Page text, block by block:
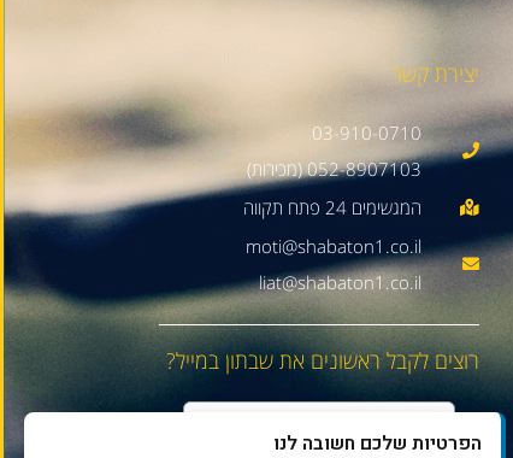
יצירת קשר
03-910-0710
052-8907103 (מכירות)
moti@shabaton1.co.il
liat@shabaton1.co.il
רוצים לקבל ראשונים את שבתון במייל?
הפרטיות שלכם חשובה לנו